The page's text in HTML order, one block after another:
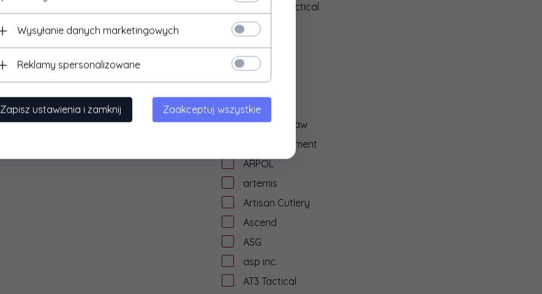
Arcturus Tactical
are
ARES
Arisaka
Armamat
Armaspec
Armored Claw
Army Armament
ARPOL
artemis
Artisan Cutlery
Ascend
ASG
asp inc.
AT3 Tactical
Wysyłanie danych marketingowych
Reklamy spersonalizowane
Zapisz ustawienia i zamknij Zaakceptuj wszystkie